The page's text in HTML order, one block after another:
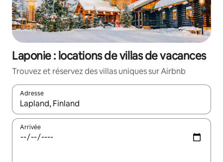
Laponie : locations de villas de vacances
Trouvez et réservez des villas uniques sur Airbnb
Adresse
Lorsque les résultats s'affichent, utilisez les flèches vers le
Arrivée